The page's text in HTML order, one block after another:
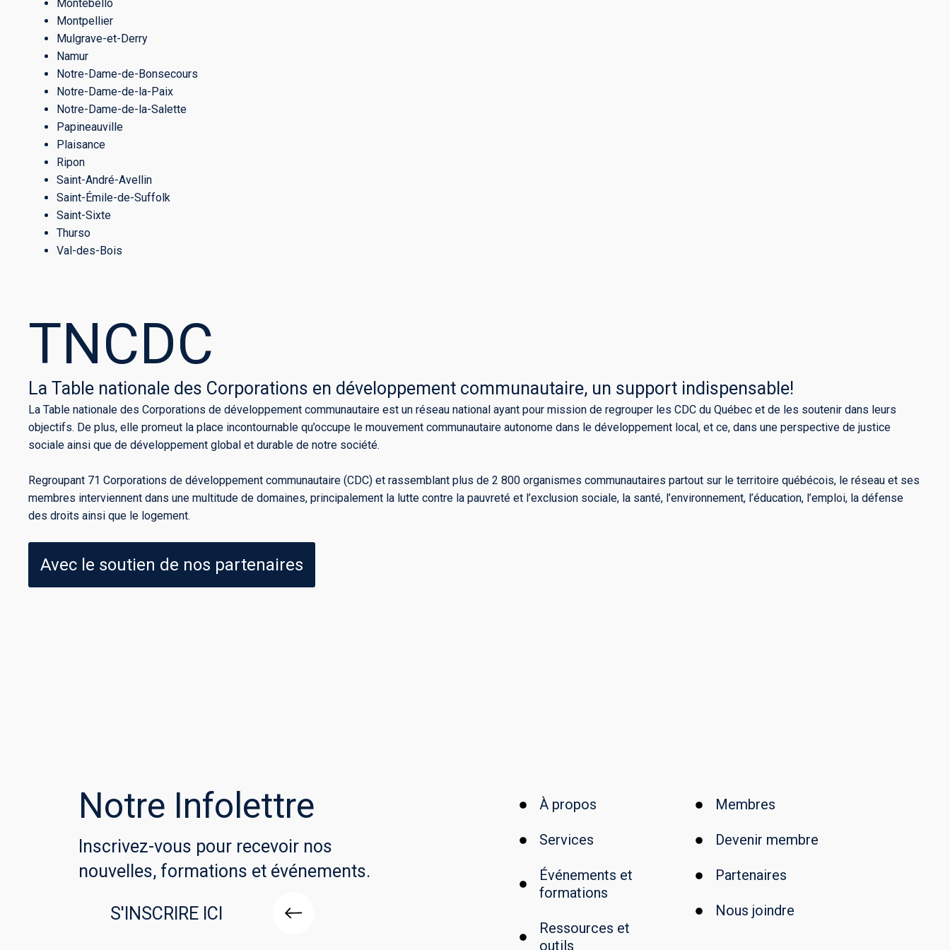
Montebello
Montpellier
Mulgrave-et-Derry
Namur
Notre-Dame-de-Bonsecours
Notre-Dame-de-la-Paix
Notre-Dame-de-la-Salette
Papineauville
Plaisance
Ripon
Saint-André-Avellin
Saint-Émile-de-Suffolk
Saint-Sixte
Thurso
Val-des-Bois
TNCDC
La Table nationale des Corporations en développement communautaire, un support indispensable!
La Table nationale des Corporations de développement communautaire est un réseau national ayant pour mission de regrouper les CDC du Québec et de les soutenir dans leurs
objectifs. De plus, elle promeut la place incontournable qu’occupe le mouvement communautaire autonome dans le développement local, et ce, dans une perspective de justice
sociale ainsi que de développement global et durable de notre société.
Regroupant 71 Corporations de développement communautaire (CDC) et rassemblant plus de 2 800 organismes communautaires partout sur le territoire québécois, le réseau et ses
membres interviennent dans une multitude de domaines, principalement la lutte contre la pauvreté et l’exclusion sociale, la santé, l’environnement, l’éducation, l’emploi, la défense
des droits ainsi que le logement.
Avec le soutien de nos partenaires
Notre Infolettre
Inscrivez-vous pour recevoir nos
nouvelles, formations et événements.
S'INSCRIRE ICI
À propos
Services
Événements et
formations
Ressources et
outils
Membres
Devenir membre
Partenaires
Nous joindre